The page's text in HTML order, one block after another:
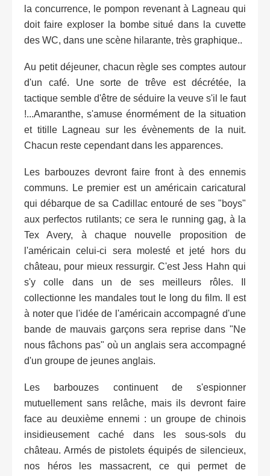
la concurrence, le pompon revenant à Lagneau qui
doit faire exploser la bombe situé dans la cuvette
des WC, dans une scène hilarante, très graphique..
Au petit déjeuner, chacun règle ses comptes autour
d'un café. Une sorte de trêve est décrétée, la
tactique semble d'être de séduire la veuve s'il le faut
!...Amaranthe, s'amuse énormément de la situation
et titille Lagneau sur les évènements de la nuit.
Chacun reste cependant dans les apparences.
Les barbouzes devront faire front à des ennemis
communs. Le premier est un américain caricatural
qui débarque de sa Cadillac entouré de ses "boys"
aux perfectos rutilants; ce sera le running gag, à la
Tex Avery, à chaque nouvelle proposition de
l'américain celui-ci sera molesté et jeté hors du
château, pour mieux ressurgir. C'est Jess Hahn qui
s'y colle dans un de ses meilleurs rôles. Il
collectionne les mandales tout le long du film. Il est
à noter que l'idée de l'américain accompagné d'une
bande de mauvais garçons sera reprise dans "Ne
nous fâchons pas" où un anglais sera accompagné
d'un groupe de jeunes anglais.
Les barbouzes continuent de s'espionner
mutuellement sans relâche, mais ils devront faire
face au deuxième ennemi : un groupe de chinois
insidieusement caché dans les sous-sols du
château. Armés de pistolets équipés de silencieux,
nos héros les massacrent, ce qui permet de